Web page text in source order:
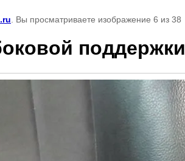
. Вы просматриваете изображение 6 из 38
поддержки